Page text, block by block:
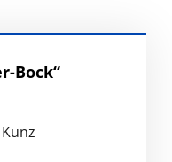
Bock“